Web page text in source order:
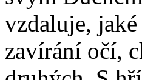
vzdaluje,
zavírání očí,